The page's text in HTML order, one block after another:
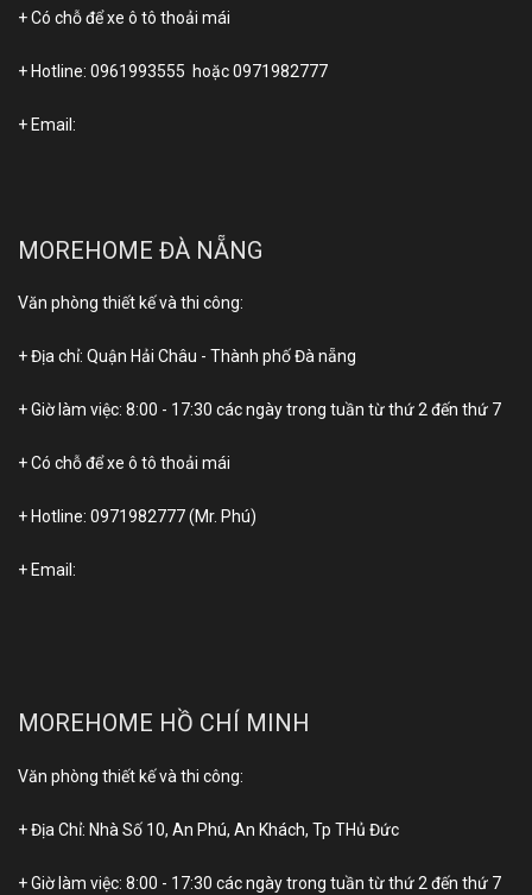
+ Có chỗ để xe ô tô thoải mái
+ Hotline: 0961993555 hoặc0971982777
+ Email:
MOREHOME ĐÀ NẴNG
Văn phòng thiết kế và thi công:
+ Địa chỉ: Quận Hải Châu - Thành phố Đà nẵng
+ Giờ làm việc: 8:00 - 17:30 các ngày trong tuần từ thứ 2 đến thứ 7
+ Có chỗ để xe ô tô thoải mái
+ Hotline: 0971982777(Mr. Phú)
+ Email:
MOREHOME HỒ CHÍ MINH
Văn phòng thiết kế và thi công:
+ Địa Chỉ: Nhà Số 10, An Phú, An Khách, Tp THủ Đức
+ Giờ làm việc: 8:00 - 17:30 các ngày trong tuần từ thứ 2 đến thứ 7